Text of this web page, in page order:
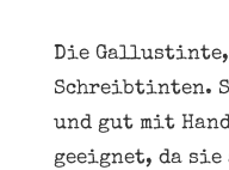
Die
Schreibtinten.
und gut mit
geeignet, da